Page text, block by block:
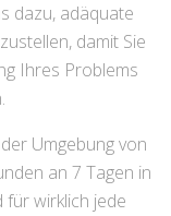
dazu, adäquate
damit Sie
Ihres Problems
Umgebung von
an 7 Tagen in
wirklich jede